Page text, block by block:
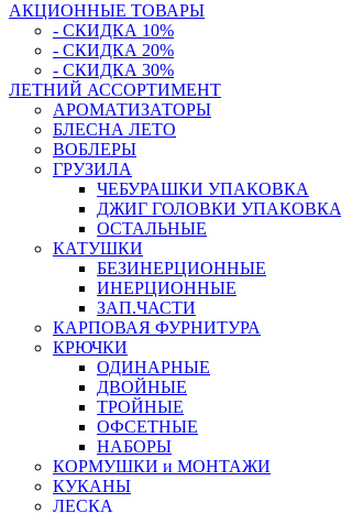
АКЦИОННЫЕ ТОВАРЫ
- СКИДКА 10%
- СКИДКА 20%
- СКИДКА 30%
ЛЕТНИЙ АССОРТИМЕНТ
АРОМАТИЗАТОРЫ
БЛЕСНА ЛЕТО
ВОБЛЕРЫ
ГРУЗИЛА
ЧЕБУРАШКИ УПАКОВКА
ДЖИГ ГОЛОВКИ УПАКОВКА
ОСТАЛЬНЫЕ
КАТУШКИ
БЕЗИНЕРЦИОННЫЕ
ИНЕРЦИОННЫЕ
ЗАП.ЧАСТИ
КАРПОВАЯ ФУРНИТУРА
КРЮЧКИ
ОДИНАРНЫЕ
ДВОЙНЫЕ
ТРОЙНЫЕ
ОФСЕТНЫЕ
НАБОРЫ
КОРМУШКИ и МОНТАЖИ
КУКАНЫ
ЛЕСКА